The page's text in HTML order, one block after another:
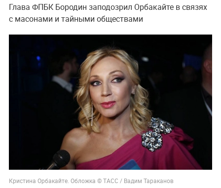
Глава ФПБК Бородин заподозрил Орбакайте в связях
с масонами и тайными обществами
Кристина Орбакайте. Обложка © ТАСС / Вадим Тараканов